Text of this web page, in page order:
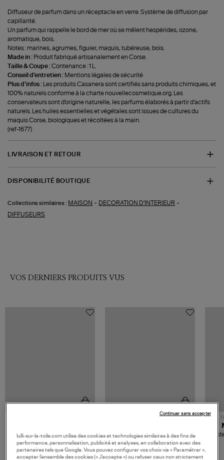
Diffuseur de parfum dans un réceptacle en verre. Système de diffusion par
capillarité.
Un parfum qui rappelle le bord de mer où se mêlent hespérides, ozone,
aromatique, bois.
Notes : marines, agrumes, figuier, maquis, tubéreuse, bois.
Made in : Produit fabriqué artisanalement en Corse.
Taille & Coupe :Contenance : 1 L.
Conseil d'entretien : Mentions légales de sécurité
Plus d'infos :
Les produits Casanera sont certifiés sans produits chimiques, et
100% naturels conforme à la charte nouvellecosmetique.org. Les
conservateurs sont d'origine naturelle, les parfums élaborés à partir d’actifs
naturels. Les huiles essentielles et végétales sont issues de cultures du
maquis Corse, biologiques et récoltées à la main.
(ref-1677)
LIVRAISON ET RETOUR
DISPONIBILITÉ BOUTIQUE
Collections similaires : MAISON - DECORATION D'INTERIEUR -
DIFFUSEURS
VOS DERNIERS PRODUITS VUS
480,00 €
Sac Bobi S Cuir Lamé
Champagne
NOUVELLE COLLECTION
189,00 €
Mocassins Killian Sport
Mousse
lulli-sur-la-toile.com utilise des cookies et technologies similaires à des fins de
performance, personnalisation, publicité et analyses, en collaboration avec des
partenaires tels que Google. Vous pouvez configurer vos choix via « Paramétrer »,
accepter l’ensemble des cookies (« J’accepte ») ou refuser ceux non strictement
Continuer sans accepter